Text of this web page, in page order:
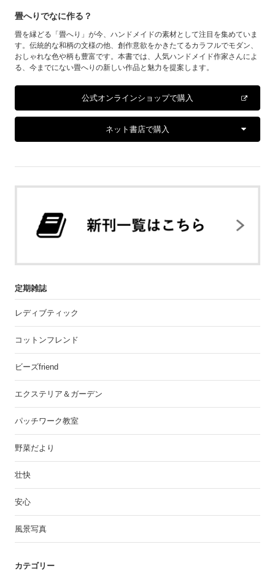
畳へりでなに作る？
畳を縁どる「畳へり」が今、ハンドメイドの素材として注目を集めていま
す。伝統的な和柄の文様の他、創作意欲をかきたてるカラフルでモダン、
おしゃれな色や柄も豊富です。本書では、人気ハンドメイド作家さんによ
る、今までにない畳へりの新しい作品と魅力を提案します。
公式オンラインショップで購入
ネット書店で購入
定期雑誌
レディブティック
コットンフレンド
ビーズfriend
エクステリア＆ガーデン
パッチワーク教室
野菜だより
壮快
安心
風景写真
カテゴリー